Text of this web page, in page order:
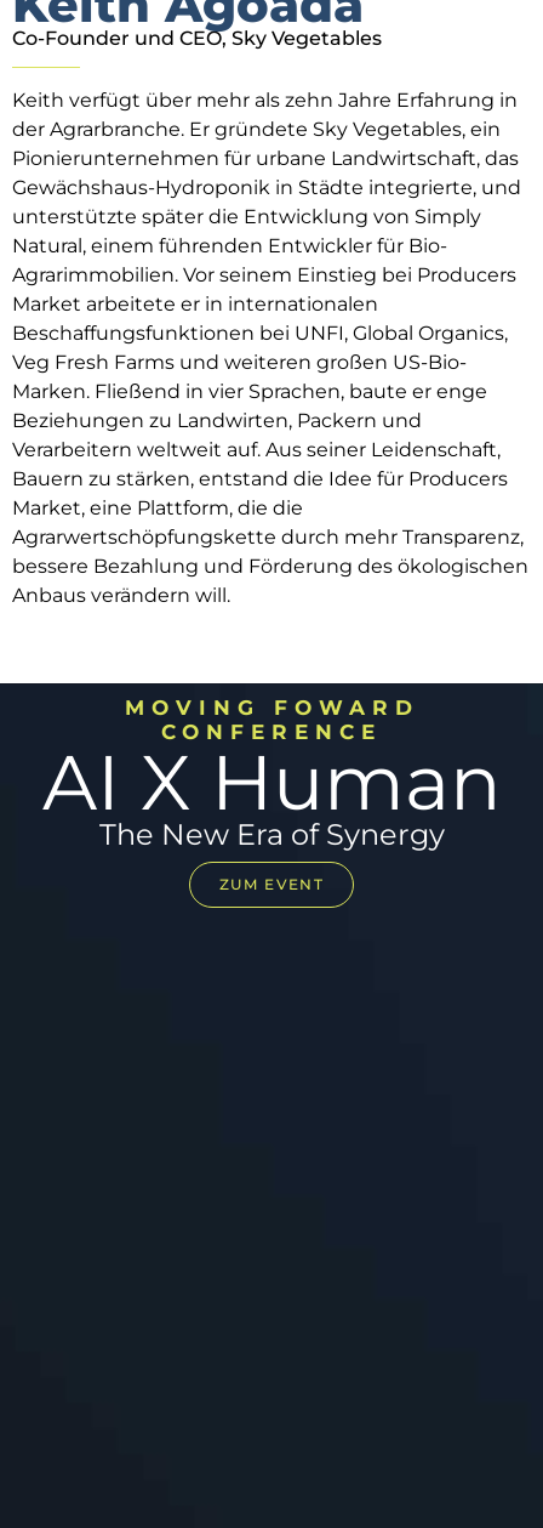
Co-Founder und CEO, Sky Vegetables
Keith verfügt über mehr als zehn Jahre Erfahrung in
der Agrarbranche. Er gründete Sky Vegetables, ein
Pionierunternehmen für urbane Landwirtschaft, das
Gewächshaus-Hydroponik in Städte integrierte, und
unterstützte später die Entwicklung von Simply
Natural, einem führenden Entwickler für Bio-
Agrarimmobilien. Vor seinem Einstieg bei Producers
Market arbeitete er in internationalen
Beschaffungsfunktionen bei UNFI, Global Organics,
Veg Fresh Farms und weiteren großen US-Bio-
Marken. Fließend in vier Sprachen, baute er enge
Beziehungen zu Landwirten, Packern und
Verarbeitern weltweit auf. Aus seiner Leidenschaft,
Bauern zu stärken, entstand die Idee für Producers
Market, eine Plattform, die die
Agrarwertschöpfungskette durch mehr Transparenz,
bessere Bezahlung und Förderung des ökologischen
Anbaus verändern will.
MOVING FOWARD
CONFERENCE
AI X Human
The New Era of Synergy​
ZUM EVENT